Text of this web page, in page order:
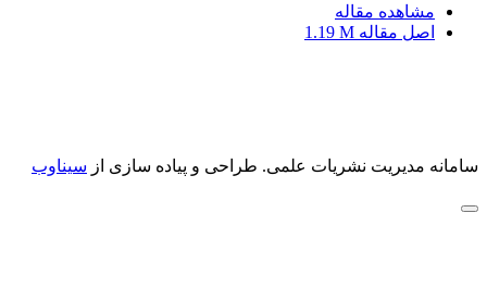
مشاهده مقاله
اصل مقاله 1.19 M
سامانه مدیریت نشریات علمی. طراحی و پیاده سازی از سیناوب